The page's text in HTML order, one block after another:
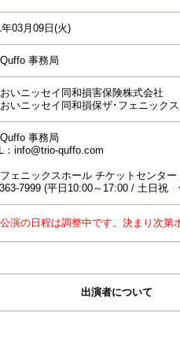
03月09日(火)
事務局
いニッセイ同和損害保険株式会社
いニッセイ同和損保ザ･フェニック
事務局
：info@trio-quffo.com
ェニックスホール チケットセンター
7999 (平日10:00～17:00 / 土日祝
演の日程は調整中です。決まり次第
出演者について